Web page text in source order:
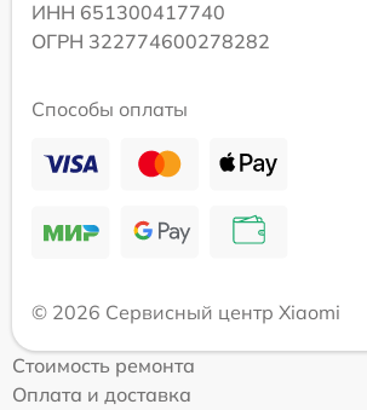
ИНН 651300417740
ОГРН 322774600278282
Способы оплаты
© 2026 Сервисный центр Xiaomi
Стоимость ремонта
Оплата и доставка